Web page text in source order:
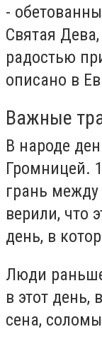
-
Святая
радостью
описано в
Важные
В народе
Громницей.
грань
верили, что
день, в
Люди
в этот день,
сена,